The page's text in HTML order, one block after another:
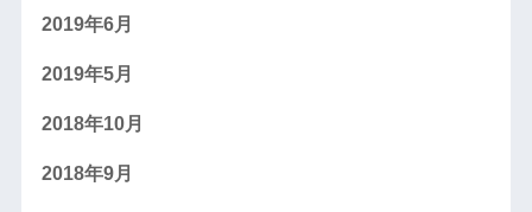
2019年6月
2019年5月
2018年10月
2018年9月